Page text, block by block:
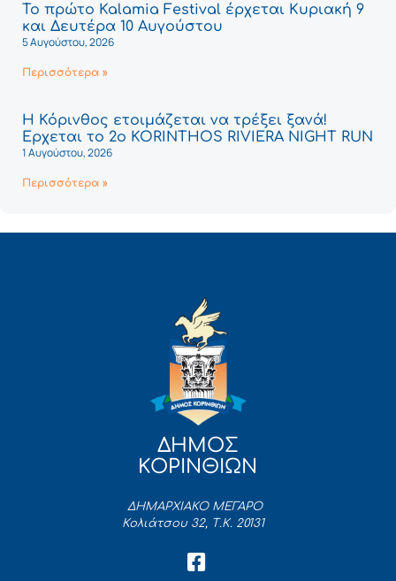
Το πρώτο Kalamia Festival έρχεται Κυριακή 9
και Δευτέρα 10 Αυγούστου
5 Αυγούστου, 2026
Περισσότερα »
Η Κόρινθος ετοιμάζεται να τρέξει ξανά!
Έρχεται το 2ο KORINTHOS RIVIERA NIGHT RUN
1 Αυγούστου, 2026
Περισσότερα »
ΔΗΜΟΣ
ΚΟΡΙΝΘΙΩΝ
ΔΗΜΑΡΧΙΑΚΟ ΜΕΓΑΡΟ
Κολιάτσου 32, Τ.Κ. 20131